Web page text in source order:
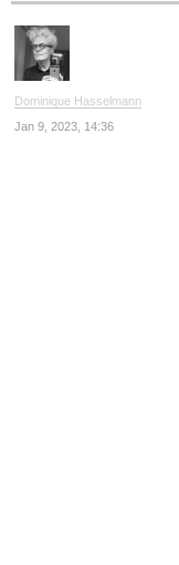
Dominique Hasselmann
Jan 9, 2023, 14:36